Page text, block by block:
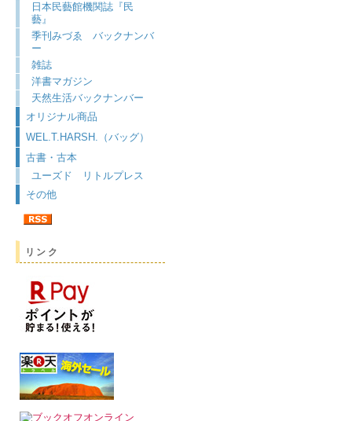
日本民藝館機関誌『民
藝』
季刊みづゑ バックナンバ
ー
雑誌
洋書マガジン
天然生活バックナンバー
オリジナル商品
WEL.T.HARSH.（バッグ）
古書・古本
ユーズド リトルプレス
その他
リンク